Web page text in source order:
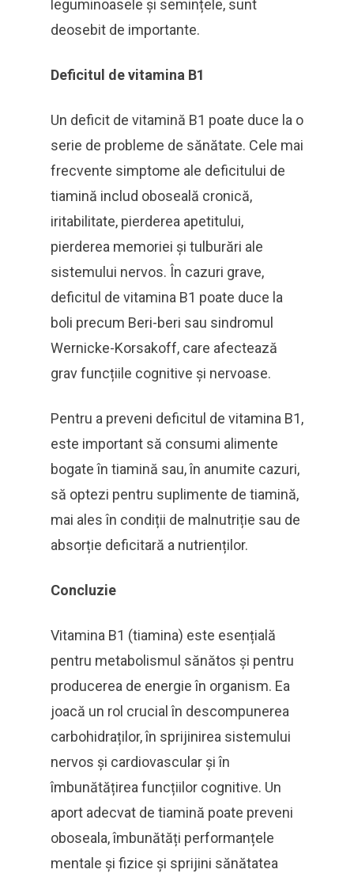
leguminoasele și semințele, sunt
deosebit de importante.
Deficitul de vitamina B1
Un deficit de vitamină B1 poate duce la o
serie de probleme de sănătate. Cele mai
frecvente simptome ale deficitului de
tiamină includ oboseală cronică,
iritabilitate, pierderea apetitului,
pierderea memoriei și tulburări ale
sistemului nervos. În cazuri grave,
deficitul de vitamina B1 poate duce la
boli precum Beri-beri sau sindromul
Wernicke-Korsakoff, care afectează
grav funcțiile cognitive și nervoase.
Pentru a preveni deficitul de vitamina B1,
este important să consumi alimente
bogate în tiamină sau, în anumite cazuri,
să optezi pentru suplimente de tiamină,
mai ales în condiții de malnutriție sau de
absorție deficitară a nutrienților.
Concluzie
Vitamina B1 (tiamina) este esențială
pentru metabolismul sănătos și pentru
producerea de energie în organism. Ea
joacă un rol crucial în descompunerea
carbohidraților, în sprijinirea sistemului
nervos și cardiovascular și în
îmbunătățirea funcțiilor cognitive. Un
aport adecvat de tiamină poate preveni
oboseala, îmbunătăți performanțele
mentale și fizice și sprijini sănătatea